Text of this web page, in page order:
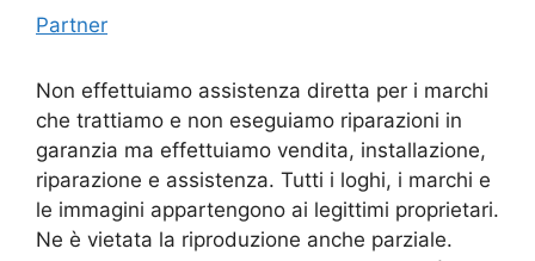
Partner
Non effettuiamo assistenza diretta per i marchi
che trattiamo e non eseguiamo riparazioni in
garanzia ma effettuiamo vendita, installazione,
riparazione e assistenza. Tutti i loghi, i marchi e
le immagini appartengono ai legittimi proprietari.
Ne è vietata la riproduzione anche parziale.